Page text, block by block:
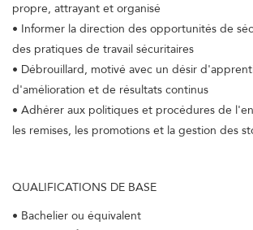
propre, attrayant et organisé
• Informer la direction des opportunités de
des pratiques de travail sécuritaires
• Débrouillard, motivé avec un désir
d'amélioration et de résultats continus
• Adhérer aux politiques et procédures de
les remises, les promotions et la gestion des
QUALIFICATIONS DE BASE
• Bachelier ou équivalent